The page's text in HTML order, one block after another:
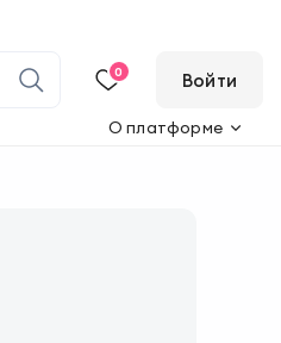
0 Войти
О платформе